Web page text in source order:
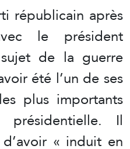
républicain après
le président
de la guerre
été l’un de ses
plus importants
présidentielle. Il
« induit en